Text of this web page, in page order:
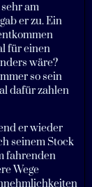
am
er zu. Ein
für einen
wäre?
so sein
dafür zahlen
er wieder
seinem Stock
fahrenden
Wege